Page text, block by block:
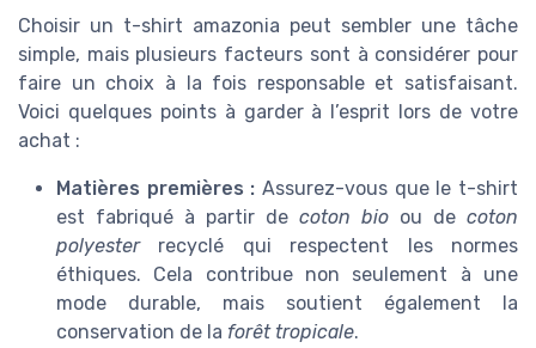
Choisir un t-shirt amazonia peut sembler une tâche
simple, mais plusieurs facteurs sont à considérer pour
faire un choix à la fois responsable et satisfaisant.
Voici quelques points à garder à l’esprit lors de votre
achat :
Matières premières : Assurez-vous que le t-shirt
est fabriqué à partir de coton bio ou de coton
polyesterrecyclé qui respectent les normes
éthiques. Cela contribue non seulement à une
mode durable, mais soutient également la
conservation de la forêt tropicale.